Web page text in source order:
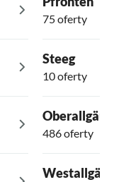
75 oferty
Steeg
10 oferty
Oberallgäu
486 oferty
Westallgäu